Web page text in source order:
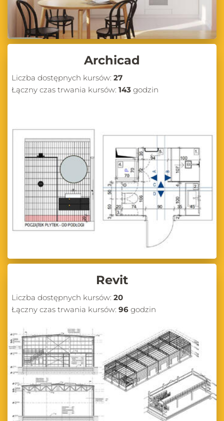
Archicad
Liczba dostępnych kursów: 27
Łączny czas trwania kursów: 143 godzin
Revit
Liczba dostępnych kursów: 20
Łączny czas trwania kursów: 96 godzin